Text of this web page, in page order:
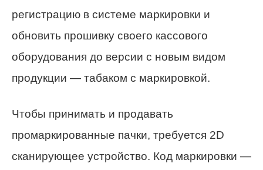
регистрацию в системе маркировки и
обновить прошивку своего кассового
оборудования до версии с новым видом
продукции — табаком с маркировкой.
Чтобы принимать и продавать
промаркированные пачки, требуется 2D
сканирующее устройство. Код маркировки —